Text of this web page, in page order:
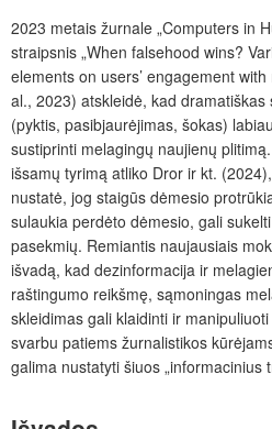
2023 metais žurnale „Computers in
straipsnis „When falsehood wins?
elements on users’ engagement
al., 2023) atskleidė, kad
(pyktis, pasibjaurėjimas, šokas)
sustiprinti melagingų naujienų
išsamų tyrimą atliko Dror ir kt.
nustatė, jog staigūs dėmesio
sulaukia perdėto dėmesio, gali
pasekmių. Remiantis naujausiais
išvadą, kad dezinformacija ir
raštingumo reikšmę, sąmoningas
skleidimas gali klaidinti ir
svarbu patiems žurnalistikos
galima nustatyti šiuos „informacinius